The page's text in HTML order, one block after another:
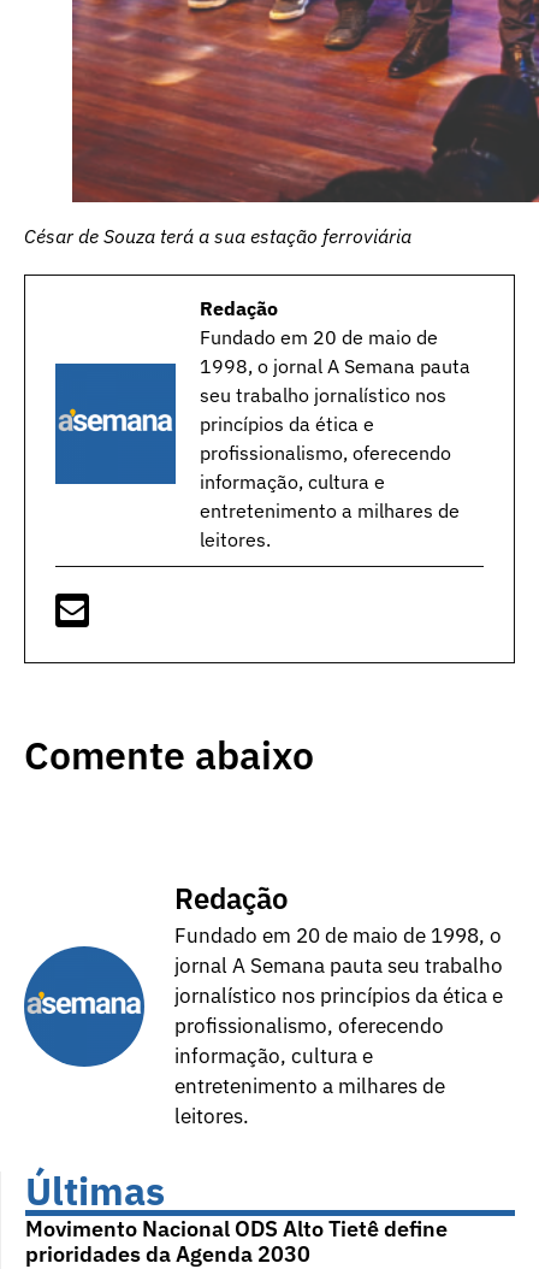
César de Souza terá a sua estação ferroviária
Redação
Fundado em 20 de maio de
1998, o jornal A Semana pauta
seu trabalho jornalístico nos
princípios da ética e
profissionalismo, oferecendo
informação, cultura e
entretenimento a milhares de
leitores.
Comente abaixo
Redação
Fundado em 20 de maio de 1998, o
jornal A Semana pauta seu trabalho
jornalístico nos princípios da ética e
profissionalismo, oferecendo
informação, cultura e
entretenimento a milhares de
leitores.
Últimas
Movimento Nacional ODS Alto Tietê define
prioridades da Agenda 2030